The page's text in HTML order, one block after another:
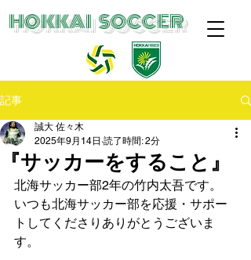
​HOKKAI SOCCER
記事
『サッカーをすること』
誠大 佐々木
2025年9月14日 読了時間: 2分
北海サッカー部2年の竹内太吾です。
いつも北海サッカー部を応援・サポー
トしてくださりありがとうございま
す。